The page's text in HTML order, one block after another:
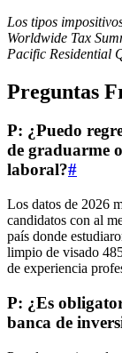
Los tipos
Worldwide Tax
Pacific Residential
Preguntas
P: ¿Puedo
de graduarme
laboral?#
Los datos de 2026
candidatos con al
país donde
limpio de visado
de experiencia
P: ¿Es
banca de